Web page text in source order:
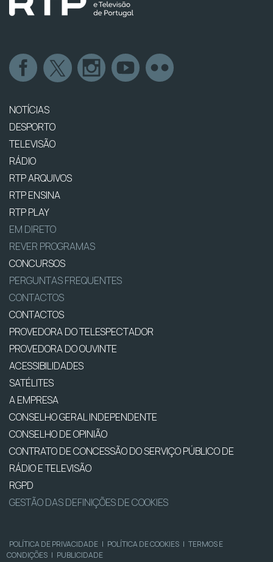
NOTÍCIAS
DESPORTO
TELEVISÃO
RÁDIO
RTP ARQUIVOS
RTP ENSINA
RTP PLAY
EM DIRETO
REVER PROGRAMAS
CONCURSOS
PERGUNTAS FREQUENTES
CONTACTOS
CONTACTOS
PROVEDORA DO TELESPECTADOR
PROVEDORA DO OUVINTE
ACESSIBILIDADES
SATÉLITES
A EMPRESA
CONSELHO GERAL INDEPENDENTE
CONSELHO DE OPINIÃO
CONTRATO DE CONCESSÃO DO SERVIÇO PÚBLICO DE
RÁDIO E TELEVISÃO
RGPD
GESTÃO DAS DEFINIÇÕES DE COOKIES
POLÍTICA DE PRIVACIDADE | POLÍTICA DE COOKIES | TERMOS E
CONDIÇÕES | PUBLICIDADE